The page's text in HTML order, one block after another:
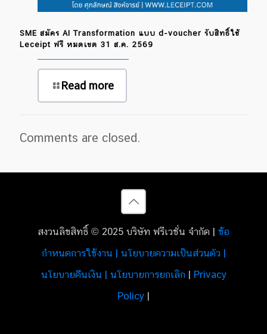
SME สมัคร AI Transformation แบบ d-voucher รับสิทธิ์ใช้
Leceipt ฟรี หมดเขต 31 ส.ค. 2569
Read more
Comments are closed.
สงวนลิขสิทธิ์ © 2025 บริษัท ฟรีเวชั่น จำกัด | ข้อ
กำหนดการใช้งาน | นโยบายความเป็นส่วนตัว |
นโยบายคืนเงิน | นโยบายการยกเลิก | Privacy
Policy |